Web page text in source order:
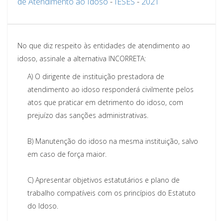
No que diz respeito às entidades de atendimento ao
idoso, assinale a alternativa INCORRETA:
A) O dirigente de instituição prestadora de
atendimento ao idoso responderá civilmente pelos
atos que praticar em detrimento do idoso, com
prejuízo das sanções administrativas.
B) Manutenção do idoso na mesma instituição, salvo
em caso de força maior.
C) Apresentar objetivos estatutários e plano de
trabalho compatíveis com os princípios do Estatuto
do Idoso.